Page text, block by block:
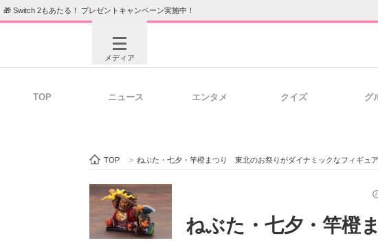
🎁 Switch 2もあたる！ プレゼントキャンペーン実施中！
メディア
ビジネスと働き方のヒント
TOP ニュース エンタメ クイズ グ
TOP > ねぶた・七夕・竿橙まつり 東北のお祭りがダイナミックなフィギュ
ねぶた・七夕・竿橙